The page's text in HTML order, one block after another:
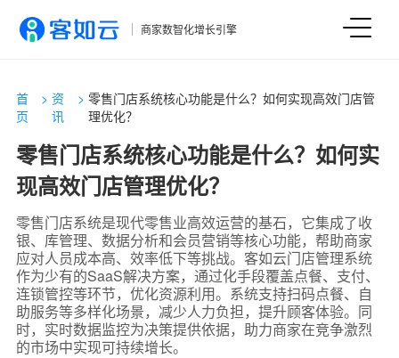
商家数智化增长引擎
首
页
>资
讯
> 零售门店系统核心功能是什么？如何实现高效门店管
理优化？
零售门店系统核心功能是什么？如何实
现高效门店管理优化？
零售门店系统是现代零售业高效运营的基石，它集成了收
银、库管理、数据分析和会员营销等核心功能，帮助商家
应对人员成本高、效率低下等挑战。客如云门店管理系统
作为少有的SaaS解决方案，通过化手段覆盖点餐、支付、
连锁管控等环节，优化资源利用。系统支持扫码点餐、自
助服务等多样化场景，减少人力负担，提升顾客体验。同
时，实时数据监控为决策提供依据，助力商家在竞争激烈
的市场中实现可持续增长。